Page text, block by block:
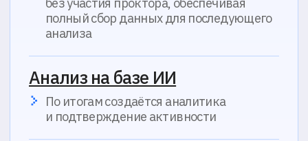
Не требует присутствия
времени
Участник сдает экзамен
самостоятельно, система фиксирует
экран, камеру и звук без участия
проктора